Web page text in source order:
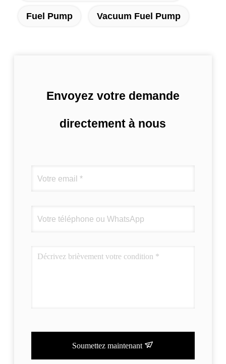
Fuel Pump Vacuum Fuel Pump
Envoyez votre demande
directement à nous
Soumettez maintenant